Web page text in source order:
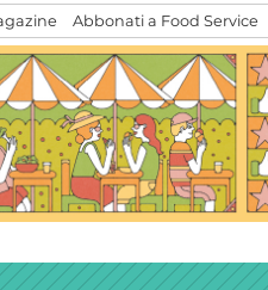
Abbonati a Food Service